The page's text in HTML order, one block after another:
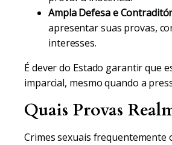
Ampla Defesa e
apresentar suas provas,
interesses.
É dever do Estado garantir que
imparcial, mesmo quando a
Quais Provas
Crimes sexuais frequentemente